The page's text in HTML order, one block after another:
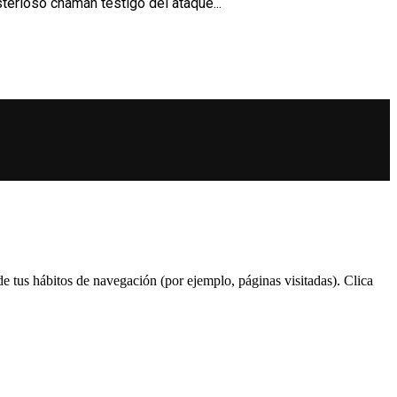
chamán testigo del ataque...
tus hábitos de navegación (por ejemplo, páginas visitadas). Clica